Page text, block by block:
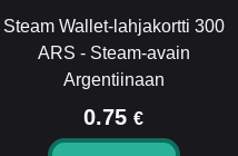
Steam Wallet-lahjakortti 300
ARS - Steam-avain
Argentiinaan
0.75 €